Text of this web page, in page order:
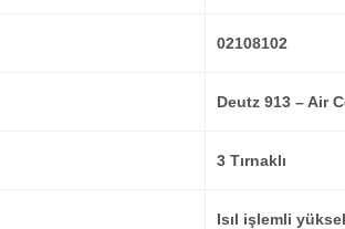
02108102
Deutz 913 – Air
3 Tırnaklı
Isıl işlemli